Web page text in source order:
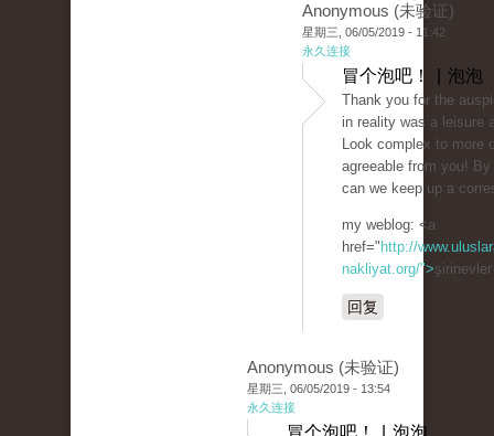
Anonymous (未验证)
星期三, 06/05/2019 - 11:42
永久连接
冒个泡吧！ | 泡泡
Thank you for the
in reality was a leisure
Look complex to more
agreeable from you!
can we keep up a
my weblog: <a
href=" http://
nakliyat.org/">
回复
Anonymous (未验证)
星期三, 06/05/2019 - 13:54
永久连接